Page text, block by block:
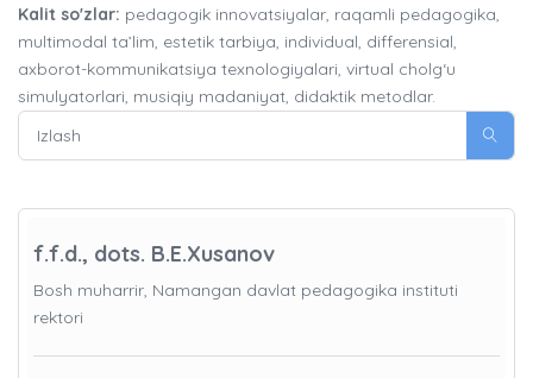
Kalit so'zlar: pedagogik innovatsiyalar, raqamli pedagogika,
multimodal ta’lim, estetik tarbiya, individual, differensial,
axborot-kommunikatsiya texnologiyalari, virtual cholg‘u
simulyatorlari, musiqiy madaniyat, didaktik metodlar.
f.f.d., dots. B.E.Xusanov
Bosh muharrir, Namangan davlat pedagogika instituti
rektori